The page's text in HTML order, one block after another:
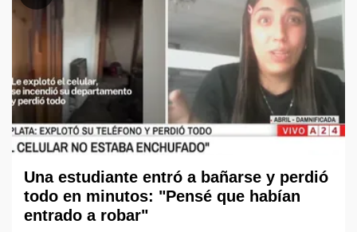
Una estudiante entró a bañarse y perdió
todo en minutos: "Pensé que habían
entrado a robar"